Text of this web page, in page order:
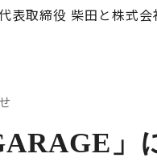
代表取締役 柴田と株式